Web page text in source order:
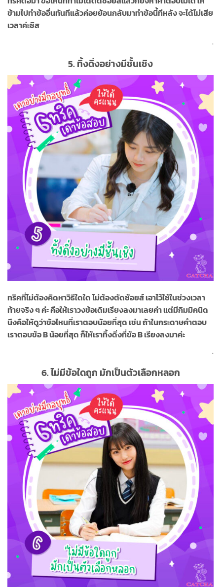
ข้ามไปทำข้ออื่นทันทีแล้วค่อยย้อนกลับมาทำข้อนี้ทีหลัง จะได้ไม่เสีย
เวลาค่ะซิส
.
5. ทิ้งดิ่งอย่างมีชั้นเชิง
ทริคที่ไม่ต้องคิดหาวิธีใดใด ไม่ต้องตัดช้อยส์ เอาไว้ใช้ในช่วงเวลา
ท้ายจริง ๆ ค่ะ คือให้เราวงข้อเดิมเรียงลงมาเลยค่า แต่มีกิมมิคนิด
นึงคือให้ดูว่าข้อไหนที่เราตอบน้อยที่สุด เช่น ถ้าในกระดาษคำตอบ
เราตอบข้อ B น้อยที่สุด ก็ให้เราทิ้งดิ่งที่ข้อ B เรียงลงมาค่ะ
.
6.ไม่มีข้อใดถูก มักเป็นตัวเลือกหลอก